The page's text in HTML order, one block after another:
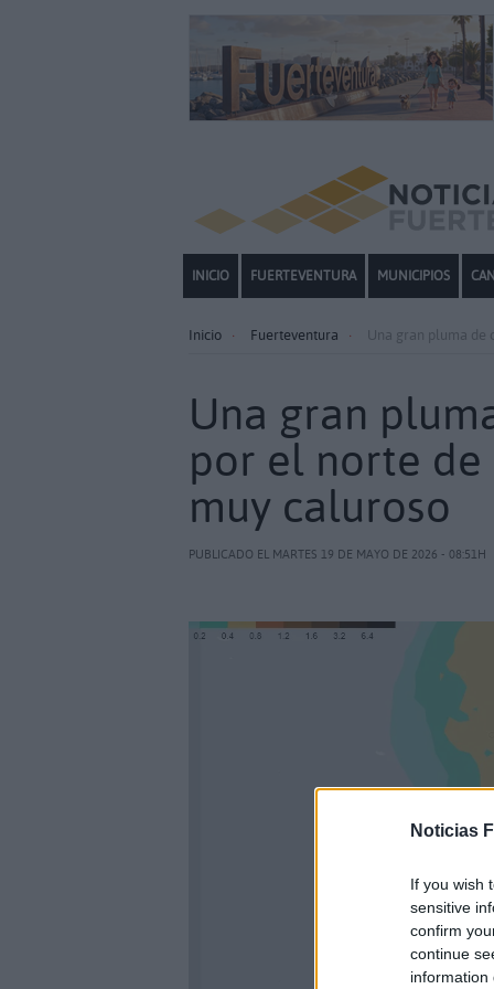
Noticias
If you wish
sensitive
confirm
continue
information
INICIO FUERTEVENTURA MUNICIPIOS
Inicio Fuerteventura Una gran pluma de
Una gran
por el norte de
muy caluroso
PUBLICADO EL MARTES 19 DE MAYO DE 2026 - 08:51H